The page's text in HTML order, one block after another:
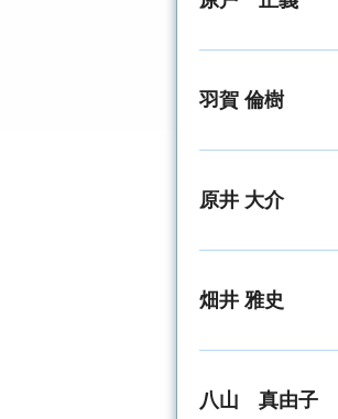
羽賀 倫樹
原井 大介
畑井 雅史
八山 真由子